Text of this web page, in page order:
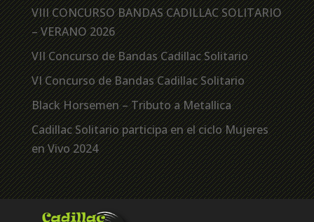
VIII CONCURSO BANDAS CADILLAC SOLITARIO
– VERANO 2026
VII Concurso de Bandas Cadillac Solitario
VI Concurso de Bandas Cadillac Solitario
Black Horsemen – Tributo a Metallica
Cadillac Solitario participa en el ciclo Mujeres
en Vivo 2024